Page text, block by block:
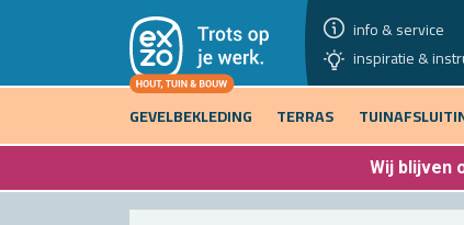
info & service
inspiratie &
GEVELBEKLEDING
TERRAS
Wij blijven